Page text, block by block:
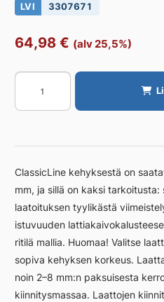
LVI 3307671
64,98 € (alv 25,5%)
Kehys
Unidrain
700/8mm
harjattu
ClassicLine kehyksestä on
mm, ja sillä on kaksi
laatoituksen tyylikästä
istuvuuden
ritilä mallia. Huomaa! Valitse
sopiva kehyksen korkeus.
noin 2–8 mm:n paksuisesta
kiinnitysmassaa. Laattojen